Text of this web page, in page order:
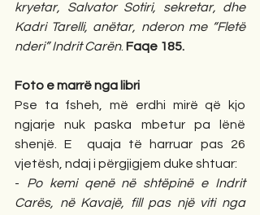
kryetar, Salvator Sotiri, sekretar, dhe
Kadri Tarelli, anëtar, nderon me “Fletë
nderi” Indrit Carën. Faqe 185.
Foto e marrë nga libri
Pse ta fsheh, më erdhi mirë që kjo
ngjarje nuk paska mbetur pa lënë
shenjë. E  quaja të harruar pas 26
vjetësh, ndaj i përgjigjem duke shtuar:
- Po kemi qenë në shtëpinë e Indrit
Carës, në Kavajë, fill pas një viti nga